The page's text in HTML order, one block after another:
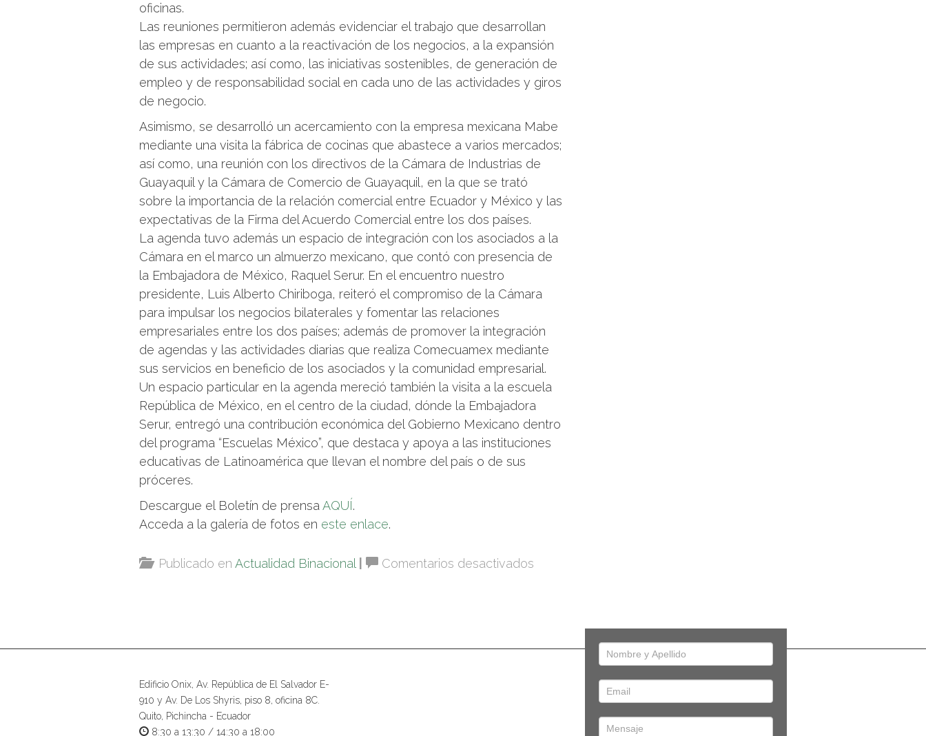
oficinas.
Las reuniones permitieron además evidenciar el trabajo que desarrollan
las empresas en cuanto a la reactivación de los negocios, a la expansión
de sus actividades; así como, las iniciativas sostenibles, de generación de
empleo y de responsabilidad social en cada uno de las actividades y giros
de negocio.
Asimismo, se desarrolló un acercamiento con la empresa mexicana Mabe
mediante una visita la fábrica de cocinas que abastece a varios mercados;
así como, una reunión con los directivos de la Cámara de Industrias de
Guayaquil y la Cámara de Comercio de Guayaquil, en la que se trató
sobre la importancia de la relación comercial entre Ecuador y México y las
expectativas de la Firma del Acuerdo Comercial entre los dos países.
La agenda tuvo además un espacio de integración con los asociados a la
Cámara en el marco un almuerzo mexicano, que contó con presencia de
la Embajadora de México, Raquel Serur. En el encuentro nuestro
presidente, Luis Alberto Chiriboga, reiteró el compromiso de la Cámara
para impulsar los negocios bilaterales y fomentar las relaciones
empresariales entre los dos países; además de promover la integración
de agendas y las actividades diarias que realiza Comecuamex mediante
sus servicios en beneficio de los asociados y la comunidad empresarial.
Un espacio particular en la agenda mereció también la visita a la escuela
República de México, en el centro de la ciudad, dónde la Embajadora
Serur, entregó una contribución económica del Gobierno Mexicano dentro
del programa “Escuelas México”, que destaca y apoya a las instituciones
educativas de Latinoamérica que llevan el nombre del país o de sus
próceres.
Descargue el Boletín de prensa AQUÍ.
Acceda a la galería de fotos en este enlace.
Publicado en Actualidad Binacional Comentarios desactivados
Edificio Onix, Av. República de El Salvador E-
910 y Av. De Los Shyris, piso 8, oficina 8C.
Quito, Pichincha - Ecuador
8:30 a 13:30 / 14:30 a 18:00